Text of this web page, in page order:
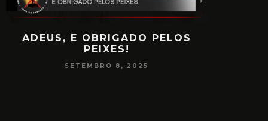
ADEUS, E OBRIGADO PELOS
PEIXES!
SETEMBRO 8, 2025